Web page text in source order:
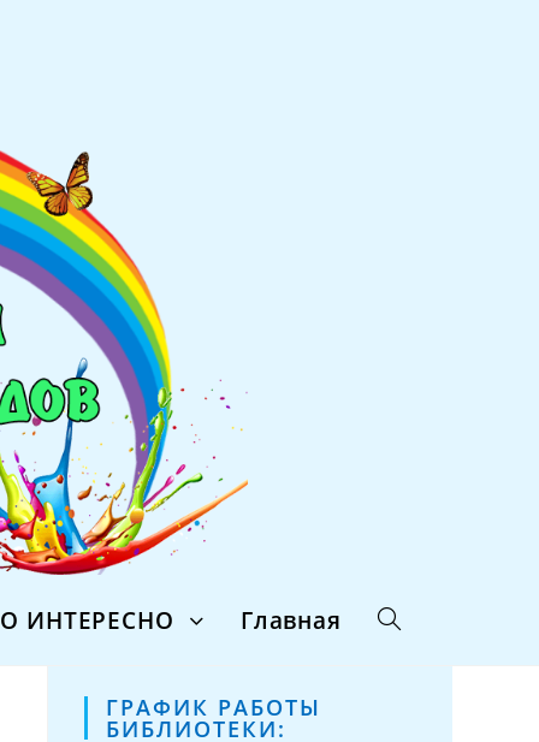
ИНТЕРЕСНО Главная
ГРАФИК РАБОТЫ
БИБЛИОТЕКИ: